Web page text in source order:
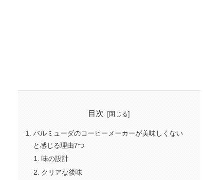
目次
バルミューダのコーヒーメーカーが美味しくない
と感じる理由7つ
味の設計
クリアな後味